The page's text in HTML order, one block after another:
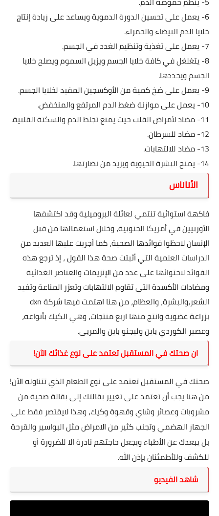
6- يعمل على تحسين الدورة الدموية ويساعد على زيادة إنتاج
خلايا الدم البيضاء والحمراء.
7- يعمل على تغذية وتنظيم الغدد في الجسم.
8- يتغلغل في كافة خلايا الجسم ويزيل السموم ويصلح خلايا
الجسم ويجددها.
9- يعمل على ضخ كمية من الأوكسجين المفيد لخلايا الجسم.
10- يعمل على موازنة ضغط الدم المرتفع والمنخفض.
11- مضاد لأمراض القلب حيث يمنع تجلط الدم والسكتة القلبية.
12- مضاد للسرطان.
13- مضاد للالتهابات.
14- يمنح البشرة الحيوية ويزيد من نضارتها.
الأناناس
فاكهة استوائية تنتمي لعائلة البروميلية وقد اكتشفها
الأوربيين في أمريكا الجنوبية، وخلال استعمالها من قبل
الإنسان لاحظوا فوائدها الصحية، كما أجريت عليها العديد من
الدراسات العلمية التي أثبتت صحة هذا القول ، إذ ترجع هذه
الفوائد لاحتوائها على عدد من الإنزيمات والعناصر الغذائية
ومضادات الأكسدة التي تقاوم الالتهابات وتعزز المناعة وتفيد
الشعر،والبشرة، والعظام، من هنا اهتمت فيها شركة dxn
بزراعة عضوية وانتج منها اربع منتجات، وهي الكيك بأنواعه،
وعصير الكوردي باين وليجنو باين والمربى.
ان صحتك في المستقبل تعتمد على نوع غذائك الآن!
صحتك في المستقبل تعتمد على نوع الطعام الذي تتناوله الآن!
من هنا يجب أن تعتمد على تغيير بقالتك إلى بقالة صحية من
مشروبات وعصائر وشاي وقهوة وكيك، وهذا لايقتصر فقط على
الجهاز الهضمي وتجنب كثير من الامراض مثل البواسير والقرحة
بل يبعدك عن الأطباء ويجعل حاجتهم نادرة الا للضرورة أو
للكشف وللأطمئنان بإذن الله.
شاهد الفيديو